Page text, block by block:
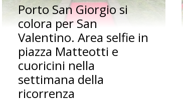
Porto San Giorgio si
colora per San
Valentino. Area selfie in
piazza Matteotti e
cuoricini nella
settimana della
ricorrenza